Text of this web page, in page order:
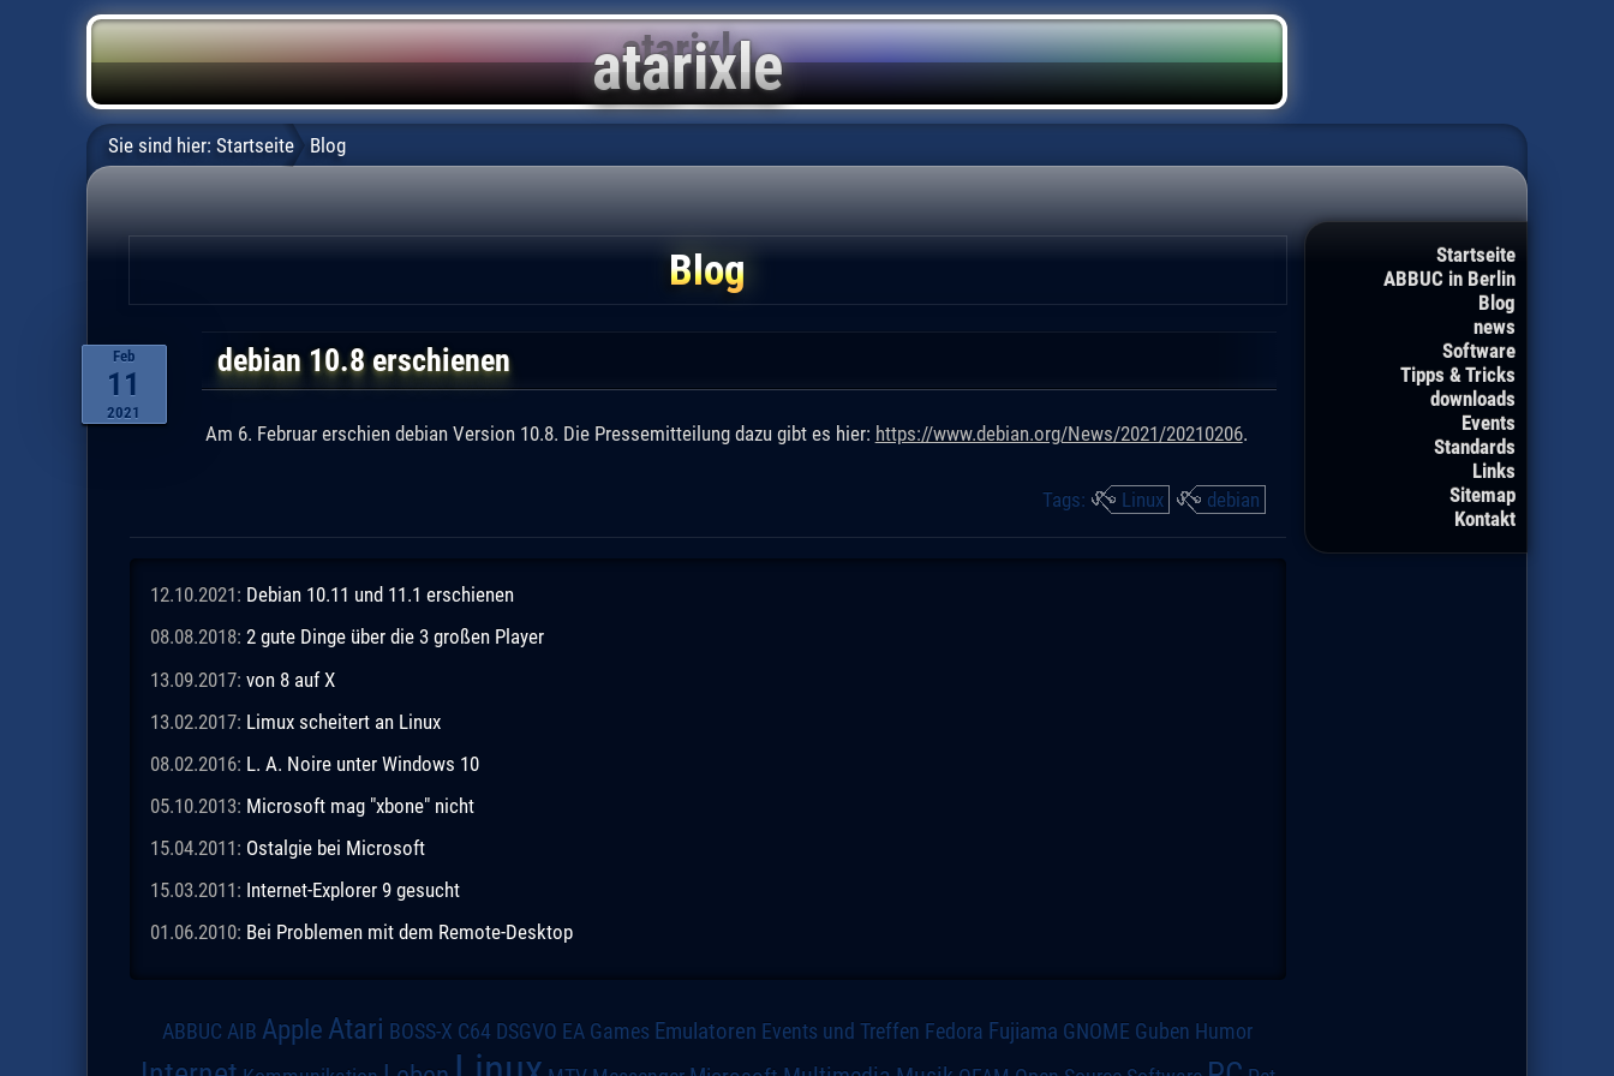
Startseite
ABBUC in Berlin
Blog
news
Software
Tipps & Tricks
downloads
Events
Standards
Links
Sitemap
Kontakt
Sie sind hier: Startseite Blog
Blog
Feb
11
2021
debian 10.8 erschienen
Am 6. Februar erschien debian Version 10.8. Die Pressemitteilung dazu gibt es hier: https://www.debian.org/News/2021/20210206.
Tags: Linux debian
12.10.2021: Debian 10.11 und 11.1 erschienen
08.08.2018: 2 gute Dinge über die 3 großen Player
13.09.2017: von 8 auf X
13.02.2017: Limux scheitert an Linux
08.02.2016: L. A. Noire unter Windows 10
05.10.2013: Microsoft mag "xbone" nicht
15.04.2011: Ostalgie bei Microsoft
15.03.2011: Internet-Explorer 9 gesucht
01.06.2010: Bei Problemen mit dem Remote-Desktop
ABBUC AIB AppleAtari BOSS-X C64 DSGVO EA Games Emulatoren Events und Treffen Fedora Fujiama GNOME Guben Humor